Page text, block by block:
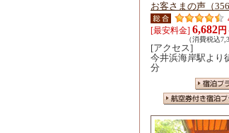
お客さまの声（356
[最安料金] 6,682円
（消費税込
[アクセス]
今井浜海岸駅より
分